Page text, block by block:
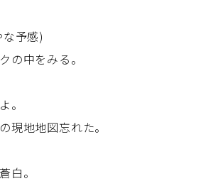
予感)
の中をみる。
。
現地地図忘れた。
白。